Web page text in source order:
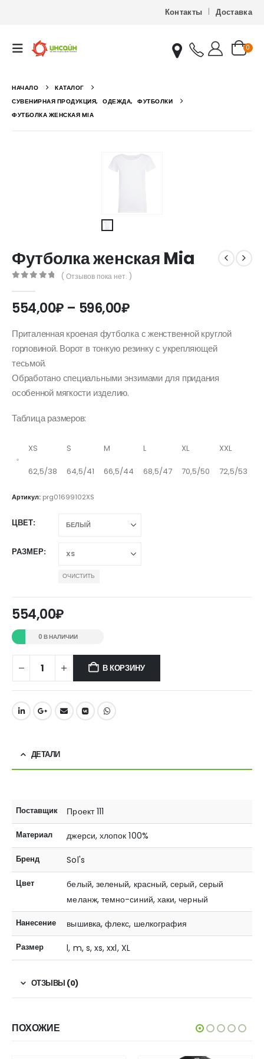
Контакты Доставка
0
НАЧАЛО
КАТАЛОГ
СУВЕНИРНАЯ ПРОДУКЦИЯ, ОДЕЖДА, ФУТБОЛКИ
ФУТБОЛКА ЖЕНСКАЯ MIA
Футболка женская Mia
( Отзывов пока нет. )
554,00₽ – 596,00₽Диапазон
554,00₽
–
596,00₽
Приталенная кроеная футболка с женственной круглой
горловиной. Ворот в тонкую резинку с укрепляющей
тесьмой.
Обработано специальными энзимами для придания
особенной мягкости изделию.
Таблица размеров:
XS S M L XL XXL
62,5/38 64,5/41 66,5/44 68,5/47 70,5/50 72,5/53
Артикул: prg01699102XS
ЦВЕТ
РАЗМЕР
ОЧИСТИТЬ
554,00₽
0 В НАЛИЧИИ
В КОРЗИНУ
ДЕТАЛИ
Поставщик Проект 111
Материал джерси, хлопок 100%
Бренд Sol's
Цвет
белый, зеленый, красный, серый, серый
меланж, темно-синий, хаки, черный
Нанесение вышивка, флекс, шелкография
Размер l, m, s, xs, xxl, XL
ОТЗЫВЫ (0)
ПОХОЖИЕ